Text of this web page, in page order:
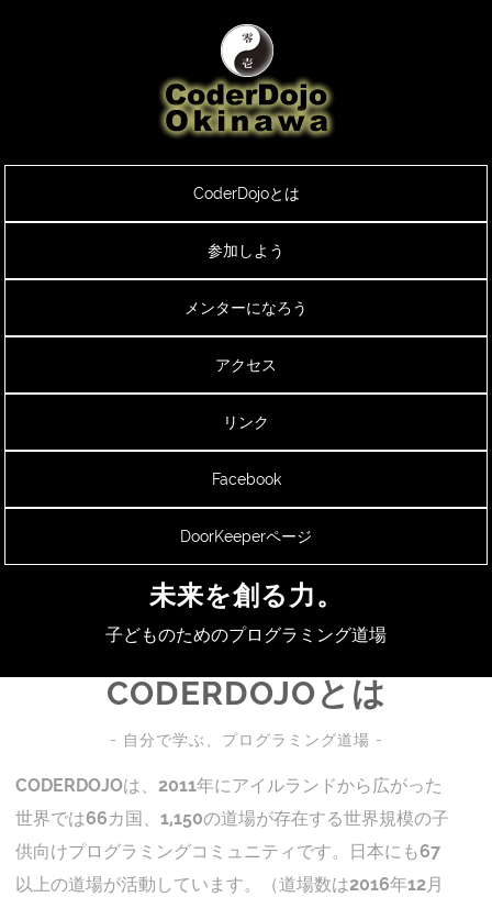
CoderDojoとは
参加しよう
メンターになろう
アクセス
リンク
Facebook
DoorKeeperページ
未来を創る力。
子どものためのプログラミング道場
CODERDOJOとは
- 自分で学ぶ、プログラミング道場 -
CODERDOJOは、2011年にアイルランドから広がった
世界では66カ国、1,150の道場が存在する世界規模の子
供向けプログラミングコミュニティです。日本にも67
以上の道場が活動しています。（道場数は2016年12月